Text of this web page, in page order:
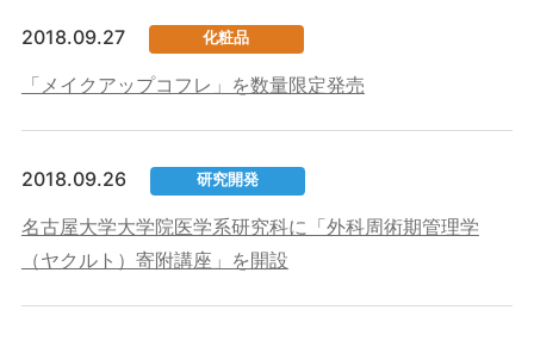
2018.09.27 化粧品
「メイクアップコフレ」を数量限定発売
2018.09.26 研究開発
名古屋大学大学院医学系研究科に「外科周術期管理学
（ヤクルト）寄附講座」を開設